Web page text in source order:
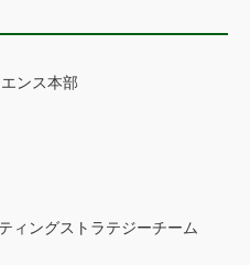
ンス本部
ィングストラテジーチーム